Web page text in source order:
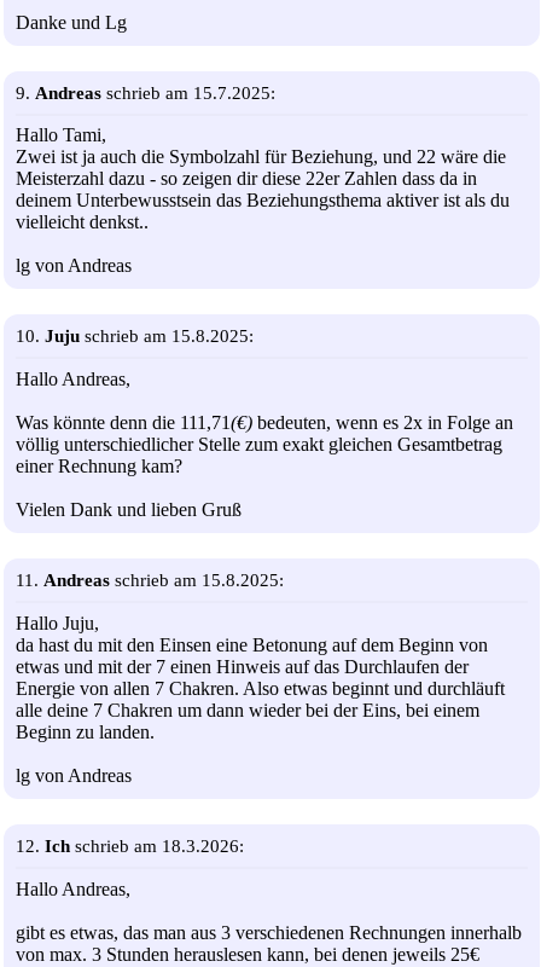
Danke und Lg
9. Andreas schrieb am 15.7.2025:
Hallo Tami,
Zwei ist ja auch die Symbolzahl für Beziehung, und 22 wäre die
Meisterzahl dazu - so zeigen dir diese 22er Zahlen dass da in
deinem Unterbewusstsein das Beziehungsthema aktiver ist als du
vielleicht denkst..
lg von Andreas
10. Juju schrieb am 15.8.2025:
Hallo Andreas,
Was könnte denn die 111,71(€) bedeuten, wenn es 2x in Folge an
völlig unterschiedlicher Stelle zum exakt gleichen Gesamtbetrag
einer Rechnung kam?
Vielen Dank und lieben Gruß
11. Andreas schrieb am 15.8.2025:
Hallo Juju,
da hast du mit den Einsen eine Betonung auf dem Beginn von
etwas und mit der 7 einen Hinweis auf das Durchlaufen der
Energie von allen 7 Chakren. Also etwas beginnt und durchläuft
alle deine 7 Chakren um dann wieder bei der Eins, bei einem
Beginn zu landen.
lg von Andreas
12. Ich schrieb am 18.3.2026:
Hallo Andreas,
gibt es etwas, das man aus 3 verschiedenen Rechnungen innerhalb
von max. 3 Stunden herauslesen kann, bei denen jeweils 25€